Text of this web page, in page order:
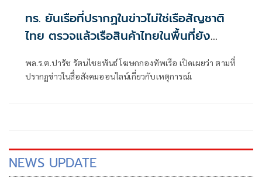
ทร. ยันเรือที่ปรากฏในข่าวไม่ใช่เรือสัญชาติ
ไทย ตรวจแล้วเรือสินค้าไทยในพื้นที่ยัง
พล.ร.ต.ปารัช รัตนไชยพันธ์ โฆษกกองทัพเรือ เปิดเผยว่า ตามที่
ปรากฏข่าวในสื่อสังคมออนไลน์เกี่ยวกับเหตุการณ์เ
NEWS UPDATE